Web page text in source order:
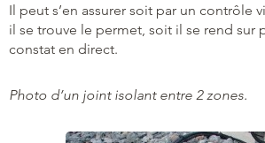
Il peut s’en assurer soit par un contrôle
il se trouve le permet, soit il se rend sur
constat en direct.
Photo d’un joint isolant entre 2 zones.